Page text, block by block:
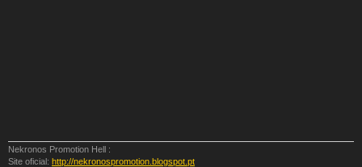
Nekronos Promotion Hell :
Site oficial: http://nekronospromotion.blogspot.pt